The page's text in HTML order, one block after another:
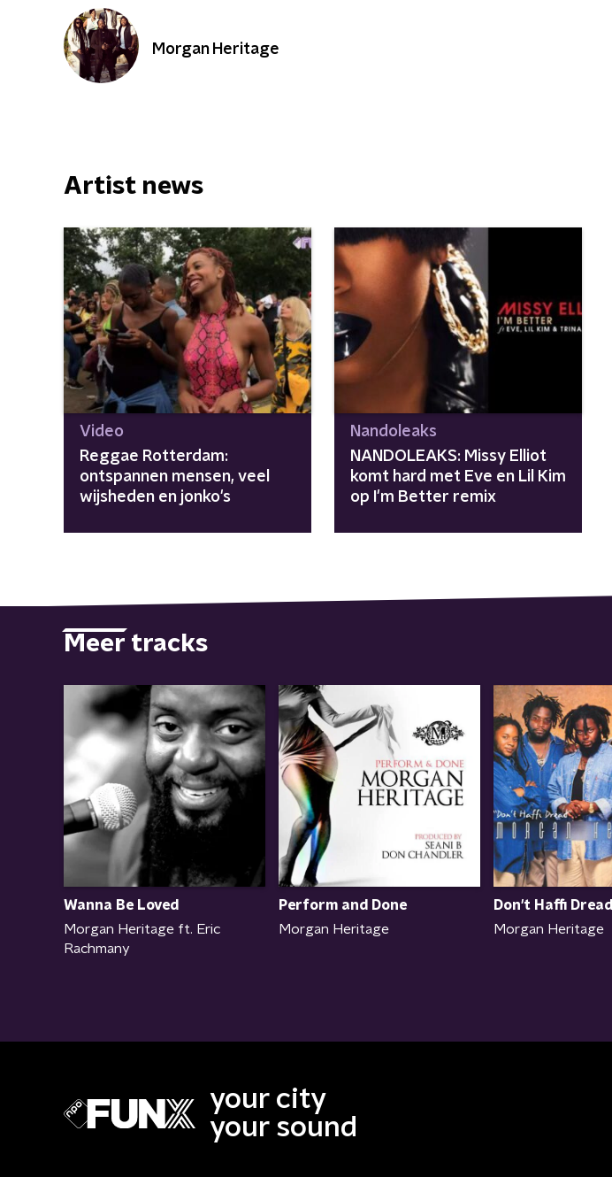
Morgan Heritage
Artist news
Video
Reggae Rotterdam:
ontspannen mensen, veel
wijsheden en jonko's
Nandoleaks
NANDOLEAKS: Missy Elliot
komt hard met Eve en Lil Kim
op I'm Better remix
Meer tracks
Wanna Be Loved
Morgan Heritage ft. Eric
Rachmany
Perform and Done
Morgan Heritage
Don't Haffi Dread
Morgan Heritage
your city
your sound